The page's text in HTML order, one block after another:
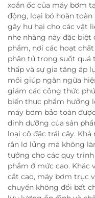
xoắn ốc của máy bơm
động, loại bỏ hoàn
gây hư hại cho các vật
nhẹ nhàng này đặc
phẩm, nơi các hoạt
phân tử trong suốt quá
thấp và sự gia tăng áp
mồi giúp ngăn ngừa
giảm các công thức
biến thực phẩm hưởng
máy bơm bảo toàn
dinh dưỡng của sản
loại cô đặc trái cây.
rắn lơ lửng mà không
tưởng cho các quy
phẩm ở mức cao. Khác
cắt cao, máy bơm trục
chuyển không đổi bất